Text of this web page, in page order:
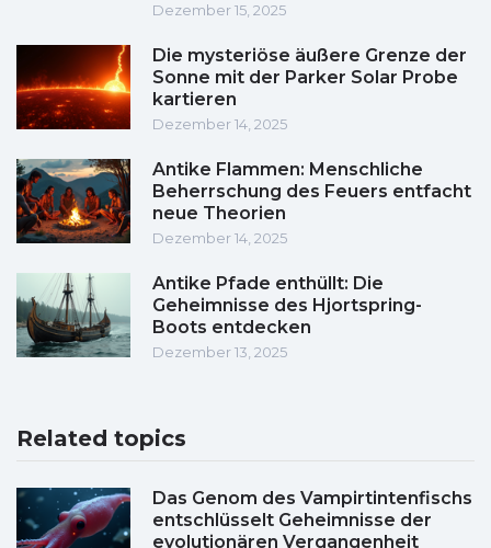
Dezember 15, 2025
Die mysteriöse äußere Grenze der
Sonne mit der Parker Solar Probe
kartieren
Dezember 14, 2025
Antike Flammen: Menschliche
Beherrschung des Feuers entfacht
neue Theorien
Dezember 14, 2025
Antike Pfade enthüllt: Die
Geheimnisse des Hjortspring-
Boots entdecken
Dezember 13, 2025
Related topics
Das Genom des Vampirtintenfischs
entschlüsselt Geheimnisse der
evolutionären Vergangenheit